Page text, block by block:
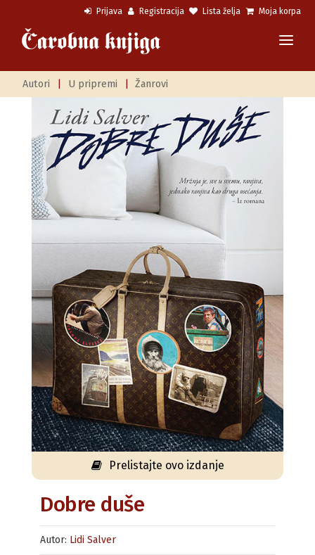
Prijava Registracija Lista želja Moja korpa
Autori U pripremi Žanrovi
Prelistajte ovo izdanje
Dobre duše
Autor: Lidi Salver